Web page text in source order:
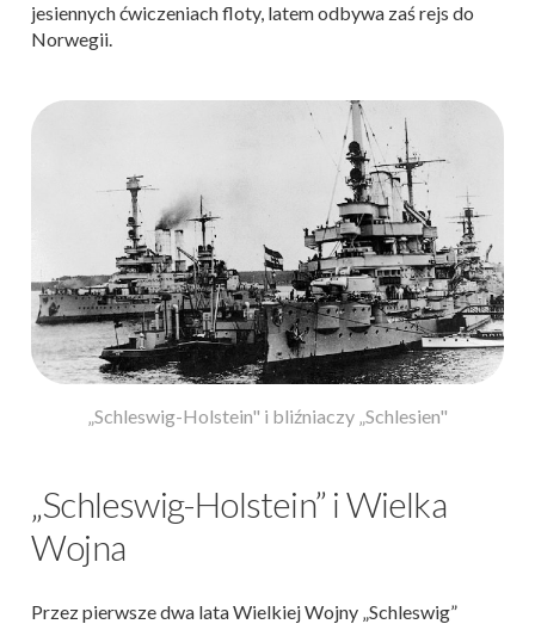
jesiennych ćwiczeniach floty, latem odbywa zaś rejs do
Norwegii.
„Schleswig-Holstein" i bliźniaczy „Schlesien"
„Schleswig-Holstein” i Wielka
Wojna
Przez pierwsze dwa lata Wielkiej Wojny „Schleswig”